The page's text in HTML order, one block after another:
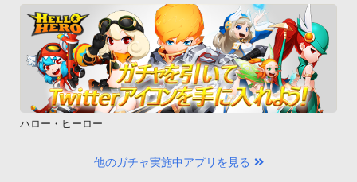
ハロー・ヒーロー
他のガチャ実施中アプリを見る